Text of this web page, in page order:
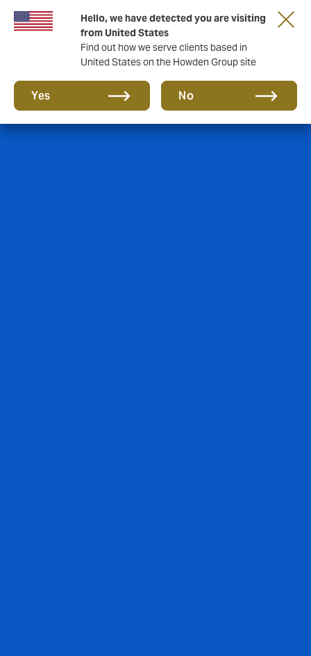
Hello, we have detected you are visiting
from United States
Find out how we serve clients based in
United States on the Howden Group site
Yes No